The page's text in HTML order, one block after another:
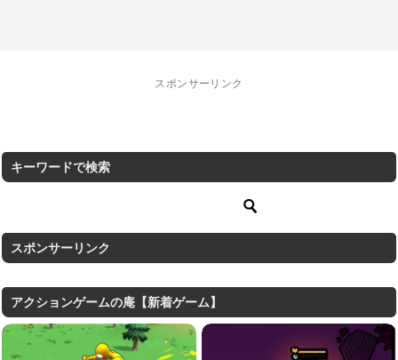
スポンサーリンク
キーワードで検索
スポンサーリンク
アクションゲームの庵【新着ゲーム】